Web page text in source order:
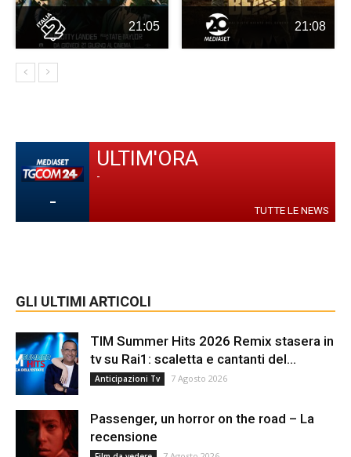
21:05 21:08
-
ULTIM'ORA
-
TUTTE LE NEWS
GLI ULTIMI ARTICOLI
TIM Summer Hits 2026 Remix stasera in
tv su Rai1: scaletta e cantanti del...
Anticipazioni Tv 7 Agosto 2026
Passenger, un horror on the road – La
recensione